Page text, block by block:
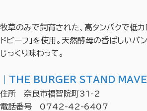
牧草のみで飼育された、高タンパクで低カ
ドビーフ」を使用。天然酵母の香ばしいバ
じっくり味わって。
｜THE BURGER STAND
住所 奈良市福智院町31-2
電話番号 0742-42-6407